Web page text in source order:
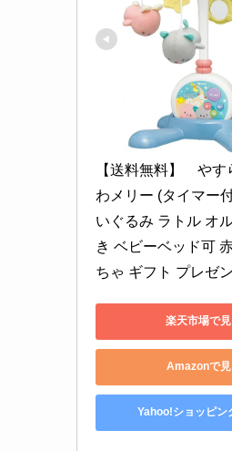
【送料無料】　や
わメリー (タイマー
いぐるみ ラトル オ
き ベビーベッド可
ちゃ ギフト プレゼ
楽天市場で
Amazonで見
Yahoo!ショッピン